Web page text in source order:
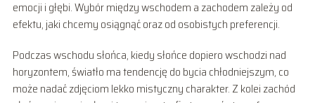
emocji i głębi. Wybór między wschodem a zachodem zależy od
efektu, jaki chcemy osiągnąć oraz od osobistych preferencji.
Podczas wschodu słońca, kiedy słońce dopiero wschodzi nad
horyzontem, światło ma tendencję do bycia chłodniejszym, co
może nadać zdjęciom lekko mistyczny charakter. Z kolei zachód